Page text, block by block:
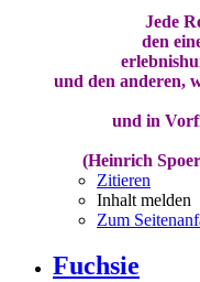
Jede
den
und den anderen,
und in
(Heinrich
Zitieren
Inhalt melden
Zum
Fuchsie